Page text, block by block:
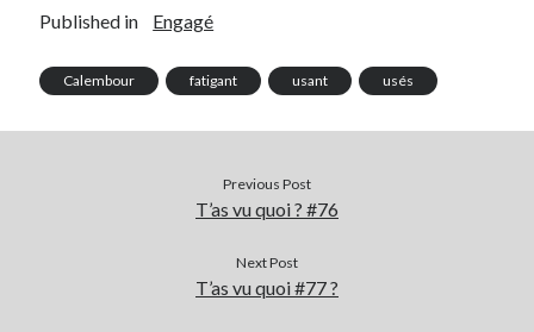
Published in Engagé
Calembour fatigant usant usés
Previous Post
T’as vu quoi ? #76
Next Post
T’as vu quoi #77 ?